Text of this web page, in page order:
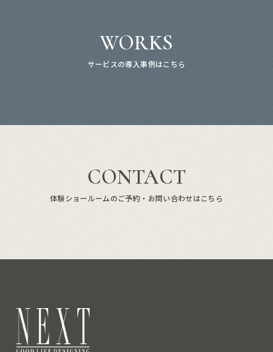
WORKS
サービスの導入事例はこちら
CONTACT
体験ショールームのご予約・お問い合わせはこちら